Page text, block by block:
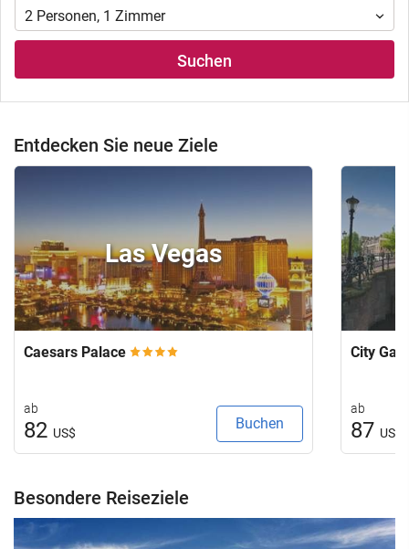
2 Personen, 1 Zimmer
Suchen
Entdecken Sie neue Ziele
Las Vegas
Caesars Palace
ab
82 US$
Buchen
City
ab
87 US$
Besondere Reiseziele